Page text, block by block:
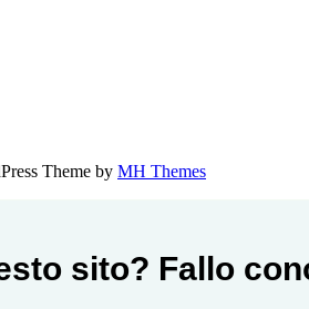
Theme by MH Themes
sito? Fallo